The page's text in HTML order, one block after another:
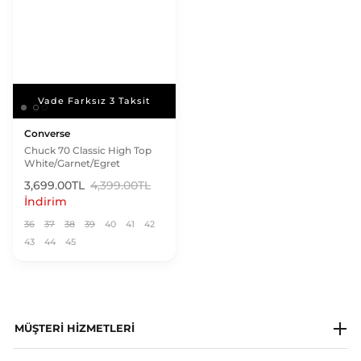
Vade Farksız 3 Taksit
Vade Farksız 3 Taksit
Converse
Chuck 70 Classic High Top
White/Garnet/Egret
3,699.00TL 4,399.00TL
İndirim
36 37 38 39 40 41
42
43
44 45
MÜŞTERI HIZMETLERI